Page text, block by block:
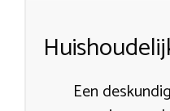
Een